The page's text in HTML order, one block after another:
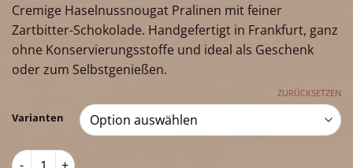
Cremige Haselnussnougat Pralinen mit feiner
Zartbitter-Schokolade. Handgefertigt in Frankfurt, ganz
ohne Konservierungsstoffe und ideal als Geschenk
oder zum Selbstgenießen.
Varianten
ZURÜCKSETZEN
Haselnussnougat Menge